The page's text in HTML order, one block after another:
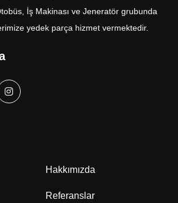
İş Makinası ve Jeneratör grubunda
yedek parça hizmet vermektedir.
Hakkımızda
Referanslar